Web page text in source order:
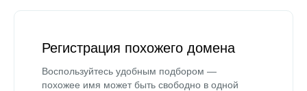
Регистрация похожего домена
Воспользуйтесь удобным подбором —
похожее имя может быть свободно в одной